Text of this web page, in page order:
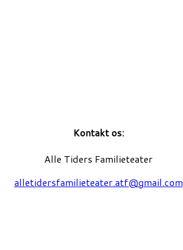
Kontakt os:
Alle Tiders Familieteater
alletidersfamilieteater.atf@gmail.com